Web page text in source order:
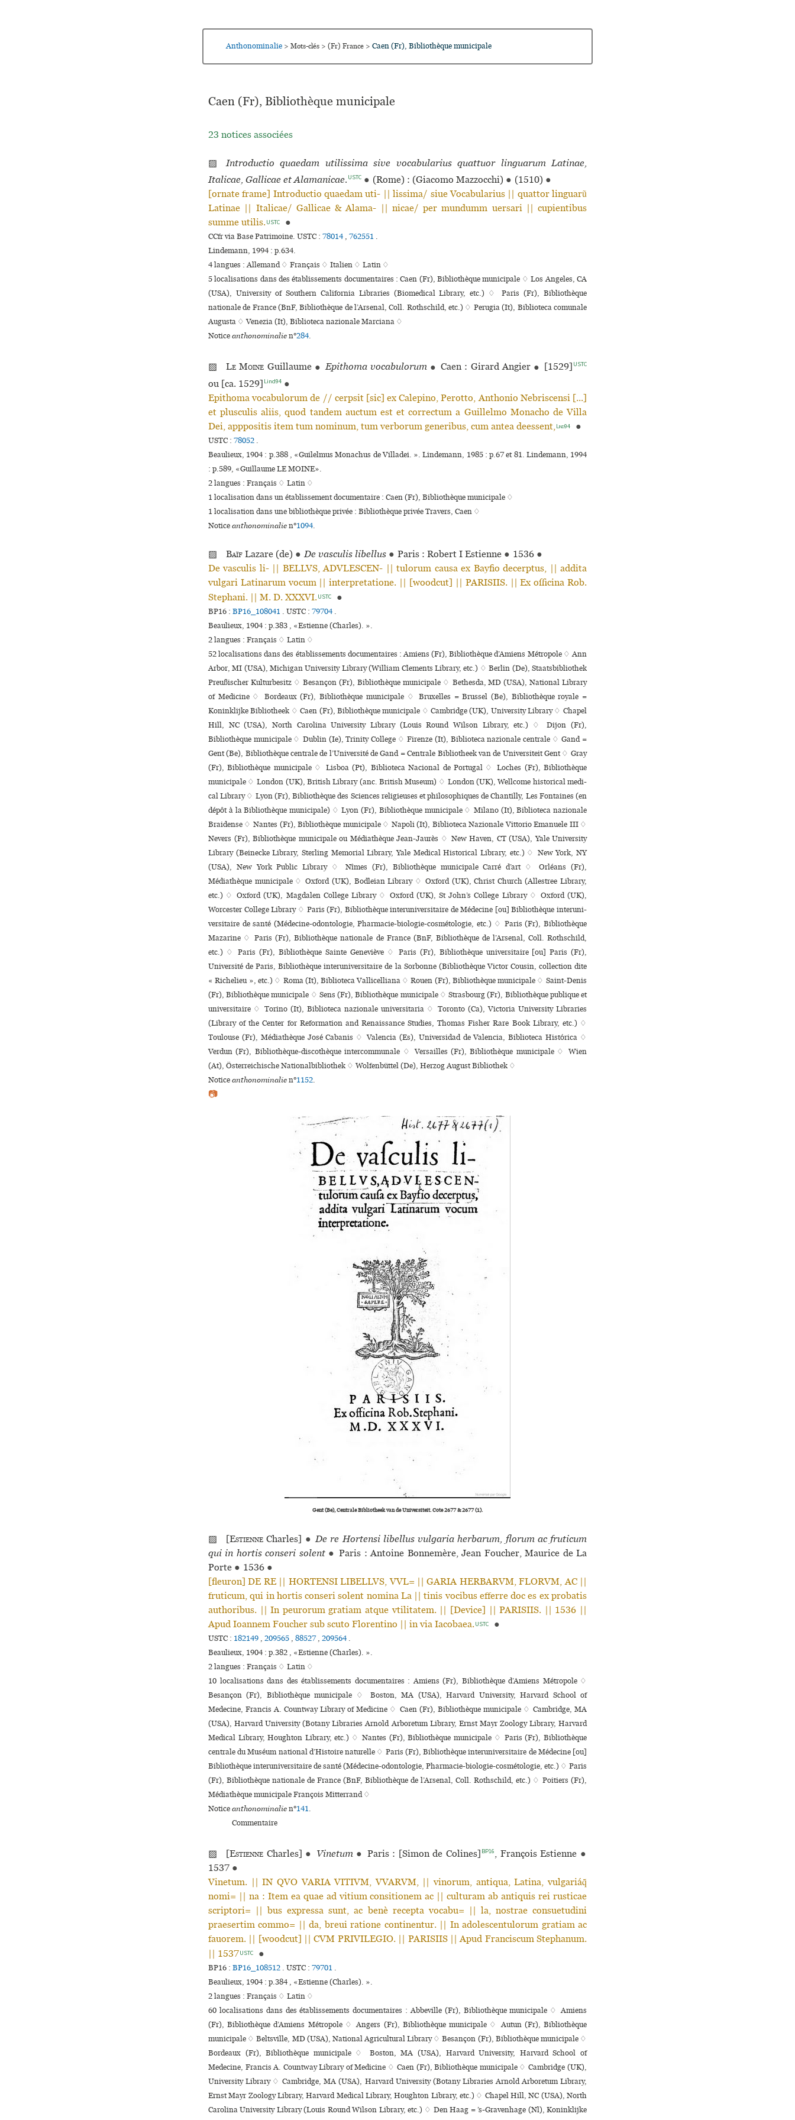
Anthonominalie > Mots-clés > (Fr) France > Caen (Fr), Bibliothèque muni­ci­pale
Caen (Fr), Bibliothèque muni­ci­pale
23 notices associées
▨Introductio quaedam utilissima sive vocabularius quattuor linguarum Latinae,
Italicae, Gallicae et Alamanicae. USTC ● (Rome) : (Giacomo Mazzocchi) ● (1510) ●
[ornate frame] Introductio quae­dam uti- || lis­sima/ siue Vocabularius || quat­tor lin­guarũ
Latinae || Italicae/ Gallicae & Alama- || nicae/ per mun­dumm uer­sari || cupien­ti­bus
summe utilis.USTC ●
CCfr via Base Patrimoine. USTC : 78014 , 762551 .
Lindemann, 1994 : p.634.
4 langues :Allemand ♢ Français ♢ Italien ♢ Latin ♢
5 localisations dans des établissements documentaires : Caen (Fr), Bibliothèque muni­ci­pale ♢ Los Angeles, CA
(USA), University of Southern California Libraries (Biomedical Library, etc.) ♢ Paris (Fr), Bibliothèque
nationale de France (BnF, Bibliothèque de l’Arsenal, Coll. Rothschild, etc.) ♢ Perugia (It), Biblioteca comu­nale
Augusta ♢ Venezia (It), Biblioteca nazio­nale Marciana ♢
Noticeanthonominalien°284.
▨ Le Moine Guillaume ● Epithoma vocabulorum ● Caen : Girard Angier ● [1529] USTC
ou [ca. 1529] Lind94 ●
Epithoma vocabulorum de // cerpsit [sic] ex Calepino, Perotto, Anthonio Nebriscensi [...]
et plusculis aliis, quod tandem auctum est et correctum a Guillelmo Monacho de Villa
Dei, apppositis item tum nominum, tum verborum generibus, cum antea deessent,Lind94 ●
USTC : 78052 .
Beaulieux, 1904 : p.388 , «Guilelmus Monachus de Villadei. ». Lindemann, 1985 : p.67 et 81. Lindemann, 1994
: p.589, «Guillaume LE MOINE».
2 langues : Français ♢ Latin ♢
1 localisation dans un établissement documentaire : Caen (Fr), Bibliothèque muni­ci­pale ♢
1 localisation dans une bibliothèque privée : Bibliothèque privée Travers, Caen ♢
Noticeanthonominalien°1094.
▨ Baïf Lazare (de) ● De vasculis libellus ● Paris : Robert I Estienne ● 1536 ●
De vasculis li- || BELLVS, ADVLESCEN- || tulorum causa ex Bayfio decerptus, || addita
vulgari Latinarum vocum || interpretatione. || [woodcut] || PARISIIS. || Ex officina Rob.
Stephani. || M. D. XXXVI.USTC ●
BP16 : BP16_108041 . USTC : 79704 .
Beaulieux, 1904 : p.383 , «Estienne (Charles). ».
2 langues : Français ♢ Latin ♢
52 localisations dans des établissements documentaires : Amiens (Fr), Bibliothèque d’Amiens Métropole ♢ Ann
Arbor, MI (USA), Michigan University Library (William Clements Library, etc.) ♢ Berlin (De), Staatsbibliothek
Preußischer Kulturbesitz ♢ Besançon (Fr), Bibliothèque muni­ci­pale ♢ Bethesda, MD (USA), National Library
of Medicine ♢ Bordeaux (Fr), Bibliothèque muni­ci­pale ♢ Bruxelles = Brussel (Be), Bibliothèque royale =
Koninklijke Bibliotheek ♢ Caen (Fr), Bibliothèque muni­ci­pale ♢ Cambridge (UK), University Library ♢ Chapel
Hill, NC (USA), North Carolina University Library (Louis Round Wilson Library, etc.) ♢ Dijon (Fr),
Bibliothèque muni­ci­pale ♢ Dublin (Ie), Trinity College ♢ Firenze (It), Biblioteca nazio­nale cen­trale ♢ Gand =
Gent (Be), Bibliothèque centrale de l’Université de Gand = Centrale Bibliotheek van de Universiteit Gent ♢ Gray
(Fr), Bibliothèque muni­ci­pale ♢ Lisboa (Pt), Biblioteca Nacional de Portugal ♢ Loches (Fr), Bibliothèque
muni­ci­pale ♢ London (UK), British Library (anc. British Museum) ♢ London (UK), Wellcome his­to­ri­cal medi­
cal Library ♢ Lyon (Fr), Bibliothèque des Sciences reli­gieu­ses et phi­lo­so­phi­ques de Chantilly, Les Fontaines (en
dépôt à la Bibliothèque muni­ci­pale) ♢ Lyon (Fr), Bibliothèque muni­ci­pale ♢ Milano (It), Biblioteca nazio­nale
Braidense ♢ Nantes (Fr), Bibliothèque muni­ci­pale ♢ Napoli (It), Biblioteca Nazionale Vittorio Emanuele III ♢
Nevers (Fr), Bibliothèque muni­ci­pale ou Médiathèque Jean-Jaurès ♢ New Haven, CT (USA), Yale University
Library (Beinecke Library, Sterling Memorial Library, Yale Medical Historical Library, etc.) ♢ New York, NY
(USA), New York Public Library ♢ Nîmes (Fr), Bibliothèque muni­ci­pale Carré d’art ♢ Orléans (Fr),
Médiathèque muni­ci­pale ♢ Oxford (UK), Bodleian Library ♢ Oxford (UK), Christ Church (Allestree Library,
etc.) ♢ Oxford (UK), Magdalen College Library ♢ Oxford (UK), St John’s College Library ♢ Oxford (UK),
Worcester College Library ♢ Paris (Fr), Bibliothèque inte­ru­ni­ver­si­taire de Médecine [ou] Bibliothèque inte­ru­ni­
ver­si­taire de santé (Médecine-odon­to­lo­gie, Pharmacie-bio­lo­gie-cos­mé­to­lo­gie, etc.) ♢ Paris (Fr), Bibliothèque
Mazarine ♢ Paris (Fr), Bibliothèque nationale de France (BnF, Bibliothèque de l’Arsenal, Coll. Rothschild,
etc.) ♢ Paris (Fr), Bibliothèque Sainte Geneviève ♢ Paris (Fr), Bibliothèque uni­ver­si­taire [ou] Paris (Fr),
Université de Paris, Bibliothèque inte­ru­ni­ver­si­taire de la Sorbonne (Bibliothèque Victor Cousin, collection dite
« Richelieu », etc.) ♢ Roma (It), Biblioteca Vallicelliana ♢ Rouen (Fr), Bibliothèque muni­ci­pale ♢ Saint-Denis
(Fr), Bibliothèque muni­ci­pale ♢ Sens (Fr), Bibliothèque muni­ci­pale ♢ Strasbourg (Fr), Bibliothèque publi­que et
uni­ver­si­taire ♢ Torino (It), Biblioteca nazio­nale uni­ver­si­ta­ria ♢ Toronto (Ca), Victoria University Libraries
(Library of the Center for Reformation and Renaissance Studies, Thomas Fisher Rare Book Library, etc.) ♢
Toulouse (Fr), Médiathèque José Cabanis ♢ Valencia (Es), Universidad de Valencia, Biblioteca Histórica ♢
Verdun (Fr), Bibliothèque-dis­co­thè­que inter­com­mu­nale ♢ Versailles (Fr), Bibliothèque muni­ci­pale ♢ Wien
(At), Österreichische Nationalbibliothek ♢ Wolfenbüttel (De), Herzog August Bibliothek ♢
Noticeanthonominalien°1152.
📷
Gent (Be), Centrale Bibliotheek van de Universiteit. Cote 2677 & 2677 (1).
▨ [Estienne Charles] ● De re Hortensi libellus vulgaria herbarum, florum ac fruticum
qui in hortis conseri solent ● Paris : Antoine Bonnemère, Jean Foucher, Maurice de La
Porte ● 1536 ●
[fleu­ron] DE RE || HORTENSI LIBELLVS, VVL= || GARIA HERBARVM, FLORVM, AC ||
fru­ti­cum, qui in hortis conseri solent nomina La || tinis voci­bus efferre doc es ex pro­ba­tis
autho­ri­bus. || In peu­ro­rum gra­tiam atque vti­li­ta­tem. || [Device] || PARISIIS. || 1536 ||
Apud Ioannem Foucher sub scuto Florentino || in via Iacobaea.USTC ●
USTC : 182149 , 209565 , 88527, 209564 .
Beaulieux, 1904 : p.382 , «Estienne (Charles). ».
2 langues : Français ♢ Latin ♢
10 localisations dans des établissements documentaires : Amiens (Fr), Bibliothèque d’Amiens Métropole ♢
Besançon (Fr), Bibliothèque muni­ci­pale ♢ Boston, MA (USA), Harvard University, Harvard School of
Medecine, Francis A. Countway Library of Medicine ♢ Caen (Fr), Bibliothèque muni­ci­pale ♢ Cambridge, MA
(USA), Harvard University (Botany Libraries Arnold Arboretum Library, Ernst Mayr Zoology Library, Harvard
Medical Library, Houghton Library, etc.) ♢ Nantes (Fr), Bibliothèque muni­ci­pale ♢ Paris (Fr), Bibliothèque
cen­trale du Muséum natio­nal d’Histoire natu­relle ♢ Paris (Fr), Bibliothèque inte­ru­ni­ver­si­taire de Médecine [ou]
Bibliothèque inte­ru­ni­ver­si­taire de santé (Médecine-odon­to­lo­gie, Pharmacie-bio­lo­gie-cos­mé­to­lo­gie, etc.) ♢ Paris
(Fr), Bibliothèque nationale de France (BnF, Bibliothèque de l’Arsenal, Coll. Rothschild, etc.) ♢ Poitiers (Fr),
Médiathèque muni­ci­pale François Mitterrand ♢
Noticeanthonominalien°141.
Commentaire
▨ [Estienne Charles] ● Vinetum ● Paris : [Simon de Colines] BP16, François Estienne ●
1537 ●
Vinetum. || IN QVO VARIA VITIVM, VVARVM, || vinorum, antiqua, Latina, vulgariáq̃
nomi= || na : Item ea quae ad vitium consitionem ac || culturam ab antiquis rei rusticae
scriptori= || bus expressa sunt, ac benè recepta vocabu= || la, nostrae consuetudini
praesertim commo= || da, breui ratione continentur. || In adolescentulorum gratiam ac
fauorem. || [woodcut] || CVM PRIVILEGIO. || PARISIIS || Apud Franciscum Stephanum.
|| 1537USTC ●
BP16 : BP16_108512 . USTC : 79701 .
Beaulieux, 1904 : p.384 , «Estienne (Charles). ».
2 langues : Français ♢ Latin ♢
60 localisations dans des établissements documentaires : Abbeville (Fr), Bibliothèque muni­ci­pale ♢ Amiens
(Fr), Bibliothèque d’Amiens Métropole ♢ Angers (Fr), Bibliothèque muni­ci­pale ♢ Autun (Fr), Bibliothèque
muni­ci­pale ♢ Beltsville, MD (USA), National Agricultural Library ♢ Besançon (Fr), Bibliothèque muni­ci­pale ♢
Bordeaux (Fr), Bibliothèque muni­ci­pale ♢ Boston, MA (USA), Harvard University, Harvard School of
Medecine, Francis A. Countway Library of Medicine ♢ Caen (Fr), Bibliothèque muni­ci­pale ♢ Cambridge (UK),
University Library ♢ Cambridge, MA (USA), Harvard University (Botany Libraries Arnold Arboretum Library,
Ernst Mayr Zoology Library, Harvard Medical Library, Houghton Library, etc.) ♢ Chapel Hill, NC (USA), North
Carolina University Library (Louis Round Wilson Library, etc.) ♢ Den Haag = ’s-Gravenhage (Nl), Koninklijke